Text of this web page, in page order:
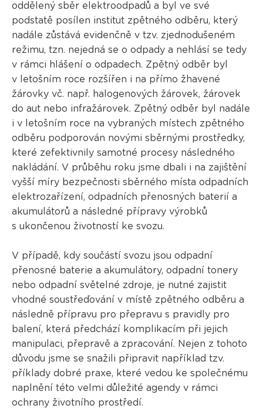
oddělený sběr elektroodpadů a byl ve své
podstatě posílen institut zpětného odběru, který
nadále zůstává evidenčně v tzv. zjednodušeném
režimu, tzn. nejedná se o odpady a nehlásí se tedy
v rámci hlášení o odpadech. Zpětný odběr byl
v letošním roce rozšířen i na přímo žhavené
žárovky vč. např. halogenových žárovek, žárovek
do aut nebo infražárovek. Zpětný odběr byl nadále
i v letošním roce na vybraných místech zpětného
odběru podporován novými sběrnými prostředky,
které zefektivnily samotné procesy následného
nakládání. V průběhu roku jsme dbali i na zajištění
vyšší míry bezpečnosti sběrného místa odpadních
elektrozařízení, odpadních přenosných baterií a
akumulátorů a následné přípravy výrobků
s ukončenou životností ke svozu.
V případě, kdy součástí svozu jsou odpadní
přenosné baterie a akumulátory, odpadní tonery
nebo odpadní světelné zdroje, je nutné zajistit
vhodné soustřeďování v místě zpětného odběru a
následně přípravu pro přepravu s pravidly pro
balení, která předchází komplikacím při jejich
manipulaci, přepravě a zpracování. Nejen z tohoto
důvodu jsme se snažili připravit například tzv.
příklady dobré praxe, které vedou ke společnému
naplnění této velmi důležité agendy v rámci
ochrany životního prostředí.